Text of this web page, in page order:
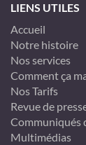
LIENS UTILES
Accueil
Notre histoire
Nos services
Comment ça
Nos Tarifs
Revue de
Communiqués
Multimédias